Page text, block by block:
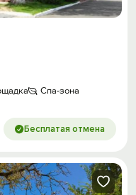
Спа-зона
Бесплатая отмена